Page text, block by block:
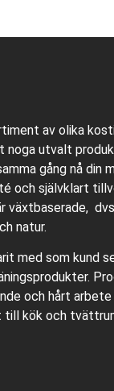
av olika
noga utvalt
gång nå din
och självklart
natur.
med som kund
och hårt
kök och